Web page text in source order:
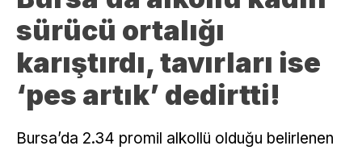
sürücü ortalığı
karıştırdı, tavırları ise
‘pes artık’ dedirtti!
Bursa’da 2.34 promil alkollü olduğu belirlenen